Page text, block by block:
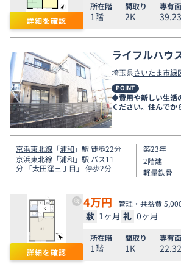
詳細を確認
所在階
1階
間取り
2K
専有
ライフルハウ
埼玉県さいたま市緑
POINT
◆費用や新しい生活
ください。住んでか
しをお手伝いします◆
京浜東北線 「浦和 」駅 徒歩22分
京浜東北線 「浦和 」駅 バス11
分 「太田窪三丁目」 停歩2分
築23年
2階建
軽量鉄骨
詳細を確認
4万円 管理・共益費
敷 1ヶ月 礼 0ヶ月
所在階
1階
間取り
1K
専有